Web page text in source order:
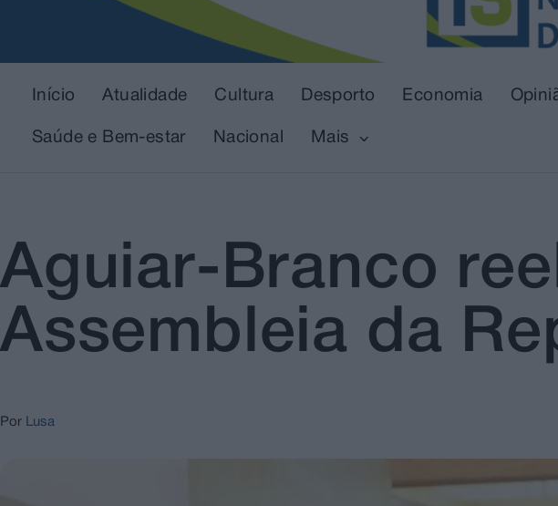
Início Atualidade Cultura Desporto Economia
Saúde e Bem-estar Nacional Mais
Aguiar-Branco
Assembleia da
Por Lusa